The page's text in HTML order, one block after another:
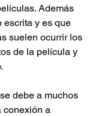
Además
escrita y es que
suelen ocurrir los
de la película y
debe a muchos
conexión a